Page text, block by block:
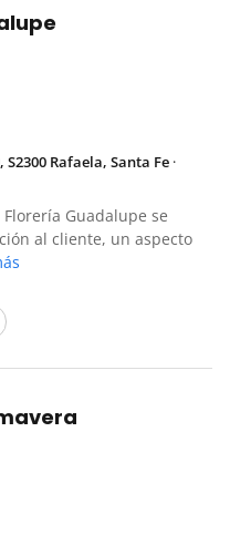
S2300 Rafaela, Santa Fe ·
Guadalupe se
al cliente, un aspecto